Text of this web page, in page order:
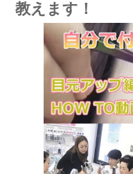
教えます！